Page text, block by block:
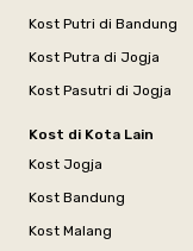
Kost Putri di Bandung
Kost Putra di Jogja
Kost Pasutri di Jogja
Kost di Kota Lain
Kost Jogja
Kost Bandung
Kost Malang